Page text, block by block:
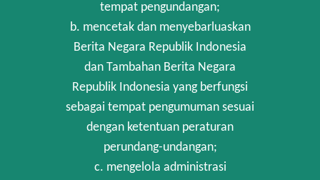
tempat pengundangan;
b. mencetak dan menyebarluaskan
Berita Negara Republik Indonesia
dan Tambahan Berita Negara
Republik Indonesia yang berfungsi
sebagai tempat pengumuman sesuai
dengan ketentuan peraturan
perundang-undangan;
c. mengelola administrasi